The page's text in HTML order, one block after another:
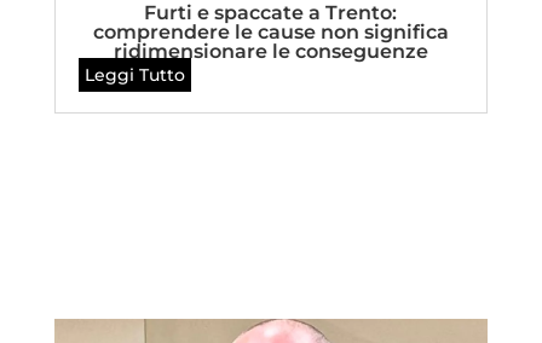
Furti e spaccate a Trento:
comprendere le cause non significa
ridimensionare le conseguenze
Leggi Tutto